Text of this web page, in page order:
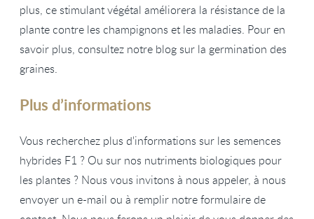
plus, ce stimulant végétal améliorera la résistance de la
plante contre les champignons et les maladies. Pour en
savoir plus, consultez notre blog sur la germination des
graines.
Plus d’informations
Vous recherchez plus d'informations sur les semences
hybrides F1 ? Ou sur nos nutriments biologiques pour
les plantes ? Nous vous invitons à nous appeler, à nous
envoyer un e-mail ou à remplir notre formulaire de